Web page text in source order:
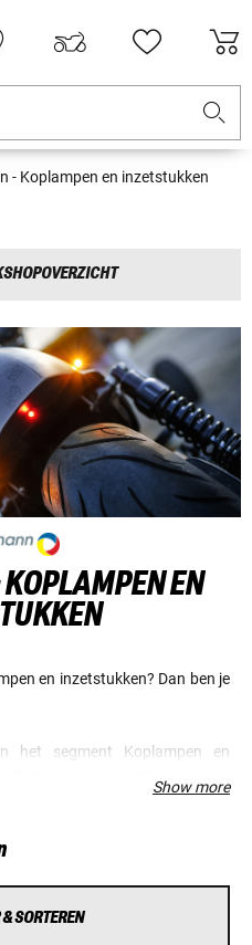
- Koplampen en inzetstukken
EN
en inzetstukken? Dan ben je
het segment Koplampen en
en verzeker je van
Show more
SORTEREN